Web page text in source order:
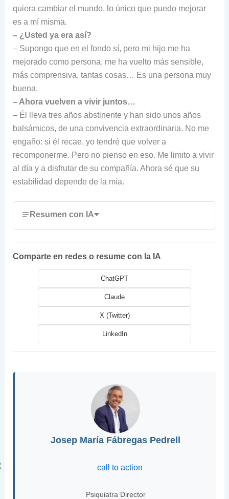
quiera cambiar el mundo, lo único que puedo mejorar
es a mí misma.
– ¿Usted ya era así?
– Supongo que en el fondo sí, pero mi hijo me ha
mejorado como persona, me ha vuelto más sensible,
más comprensiva, tantas cosas… Es una persona muy
buena.
– Ahora vuelven a vivir juntos…
– Él lleva tres años abstinente y han sido unos años
balsámicos, de una convivencia extraordinaria. No me
engaño: si él recae, yo tendré que volver a
recomponerme. Pero no pienso en eso. Me limito a vivir
al día y a disfrutar de su compañía. Ahora sé que su
estabilidad depende de la mía.
Resumen con IA
Comparte en redes o resume con la IA
ChatGPT
Claude
X (Twitter)
LinkedIn
Josep María Fábregas Pedrell
Psiquiatra Director